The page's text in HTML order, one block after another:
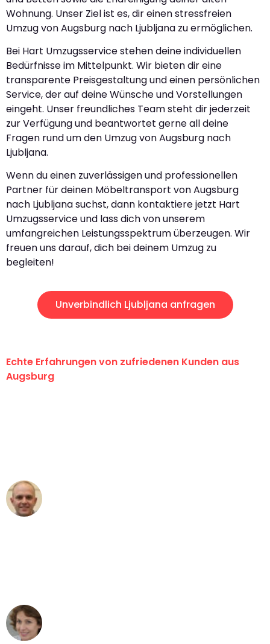
Wohnung. Unser Ziel ist es, dir einen stressfreien
Umzug von Augsburg nach Ljubljana zu ermöglichen.
Bei Hart Umzugsservice stehen deine individuellen
Bedürfnisse im Mittelpunkt. Wir bieten dir eine
transparente Preisgestaltung und einen persönlichen
Service, der auf deine Wünsche und Vorstellungen
eingeht. Unser freundliches Team steht dir jederzeit
zur Verfügung und beantwortet gerne all deine
Fragen rund um den Umzug von Augsburg nach
Ljubljana.
Wenn du einen zuverlässigen und professionellen
Partner für deinen Möbeltransport von Augsburg
nach Ljubljana suchst, dann kontaktiere jetzt Hart
Umzugsservice und lass dich von unserem
umfangreichen Leistungsspektrum überzeugen. Wir
freuen uns darauf, dich bei deinem Umzug zu
begleiten!
Unverbindlich Ljubljana anfragen
Echte Erfahrungen von zufriedenen Kunden aus
Augsburg